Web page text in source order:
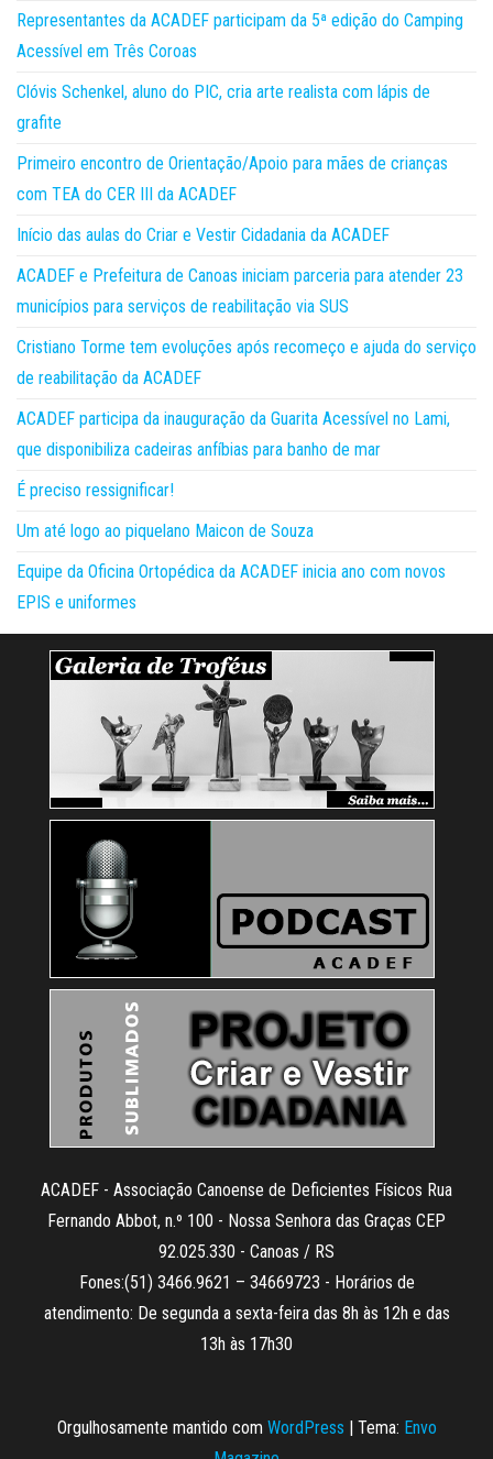
Representantes da ACADEF participam da 5ª edição do Camping
Acessível em Três Coroas
Clóvis Schenkel, aluno do PIC, cria arte realista com lápis de
grafite
Primeiro encontro de Orientação/Apoio para mães de crianças
com TEA do CER III da ACADEF
Início das aulas do Criar e Vestir Cidadania da ACADEF
ACADEF e Prefeitura de Canoas iniciam parceria para atender 23
municípios para serviços de reabilitação via SUS
Cristiano Torme tem evoluções após recomeço e ajuda do serviço
de reabilitação da ACADEF
ACADEF participa da inauguração da Guarita Acessível no Lami,
que disponibiliza cadeiras anfíbias para banho de mar
É preciso ressignificar!
Um até logo ao piquelano Maicon de Souza
Equipe da Oficina Ortopédica da ACADEF inicia ano com novos
EPIS e uniformes
ACADEF - Associação Canoense de Deficientes Físicos Rua
Fernando Abbot, n.º 100 - Nossa Senhora das Graças CEP
92.025.330 - Canoas / RS
Fones:(51) 3466.9621 – 34669723 - Horários de
atendimento: De segunda a sexta-feira das 8h às 12h e das
13h às 17h30
Orgulhosamente mantido com WordPress | Tema: Envo